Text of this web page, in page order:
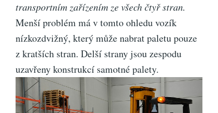
transportním zařízením ze všech čtyř stran.
Menší problém má v tomto ohledu vozík
nízkozdvižný, který může nabrat paletu pouze
z kratších stran. Delší strany jsou zespodu
uzavřeny konstrukcí samotnépalety.